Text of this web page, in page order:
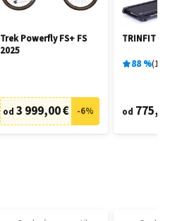
Trek Powerfly FS+ FS
2025
od 3 999,00 € -6%
TRINFIT
88% 15
od